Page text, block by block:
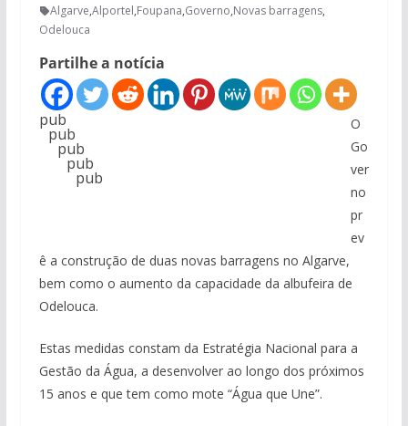
Algarve,Alportel,Foupana,Governo,Novas barragens,
Odelouca
Partilhe a notícia
pub
pub
pub
pub
pub
O
Go
ver
no
pr
ev
ê a construção de duas novas barragens no Algarve,
bem como o aumento da capacidade da albufeira de
Odelouca.
Estas medidas constam da Estratégia Nacional para a
Gestão da Água, a desenvolver ao longo dos próximos
15 anos e que tem como mote “Água que Une”.